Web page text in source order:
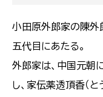
小田原外郎家の陳外
五代目にあたる。
外郎家は、中国元朝
し、家伝薬透頂香（